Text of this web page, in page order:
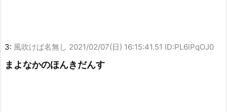
3: 風吹けば名無し 2021/02/07(日) 16:15:41.51 ID:PL6lPqOJ0
まよなかのほんきだんす